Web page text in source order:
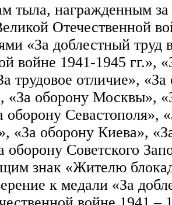
тыла, награжденным
Отечественной
«За доблестный труд
войне 1941-1945 гг.»,
трудовое отличие»,
«За оборону Москвы»,
Севастополя»,
«За оборону Киева»,
оборону Советского
знак «Жителю
к медали «За